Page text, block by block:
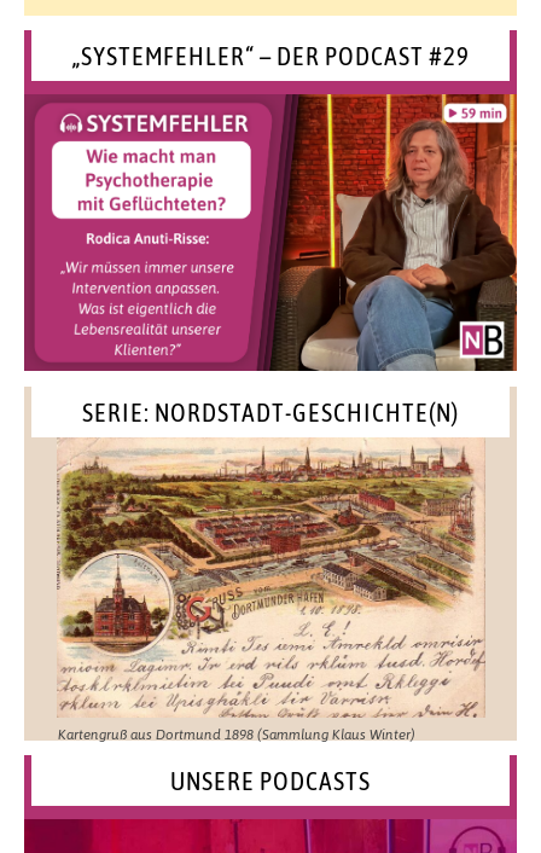
„SYSTEMFEHLER“ – DER PODCAST #29
SERIE: NORDSTADT-GESCHICHTE(N)
Kartengruß aus Dortmund 1898 (Sammlung Klaus Winter)
UNSERE PODCASTS